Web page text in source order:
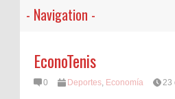
EconoTenis
0 Deportes, Economía 23